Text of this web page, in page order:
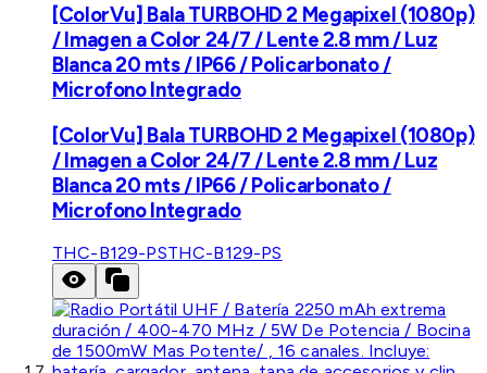
[ColorVu] Bala TURBOHD 2 Megapixel (1080p)
/ Imagen a Color 24/7 / Lente 2.8 mm / Luz
Blanca 20 mts / IP66 / Policarbonato /
Microfono Integrado
[ColorVu] Bala TURBOHD 2 Megapixel (1080p)
/ Imagen a Color 24/7 / Lente 2.8 mm / Luz
Blanca 20 mts / IP66 / Policarbonato /
Microfono Integrado
THC-B129-PSTHC-B129-PS